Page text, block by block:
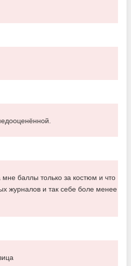
мне баллы только за костюм и что
журналов и так себе боле менее